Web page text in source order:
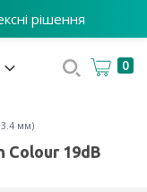
рішення
0
мм)
Colour 19dB